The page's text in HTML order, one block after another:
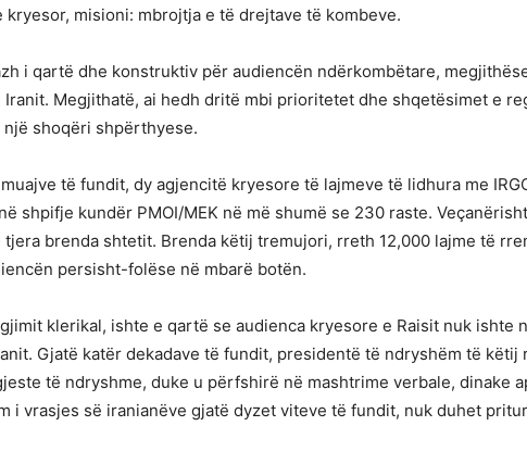
misioni: mbrojtja e të drejtave të kombeve.
i qartë dhe konstruktiv për audiencën ndërkombëtare,
Megjithatë, ai hedh dritë mbi prioritetet dhe shqetësimet e
shoqëri shpërthyese.
të fundit, dy agjencitë kryesore të lajmeve të lidhura me
shpifje kundër PMOI/MEK në më shumë se 230 raste.
brenda shtetit. Brenda këtij tremujori, rreth 12,000 lajme të
persisht-folëse në mbarë botën.
klerikal, ishte e qartë se audienca kryesore e Raisit nuk ishte
Gjatë katër dekadave të fundit, presidentë të ndryshëm të
të ndryshme, duke u përfshirë në mashtrime verbale, dinake
i vrasjes së iranianëve gjatë dyzet viteve të fundit, nuk duhet